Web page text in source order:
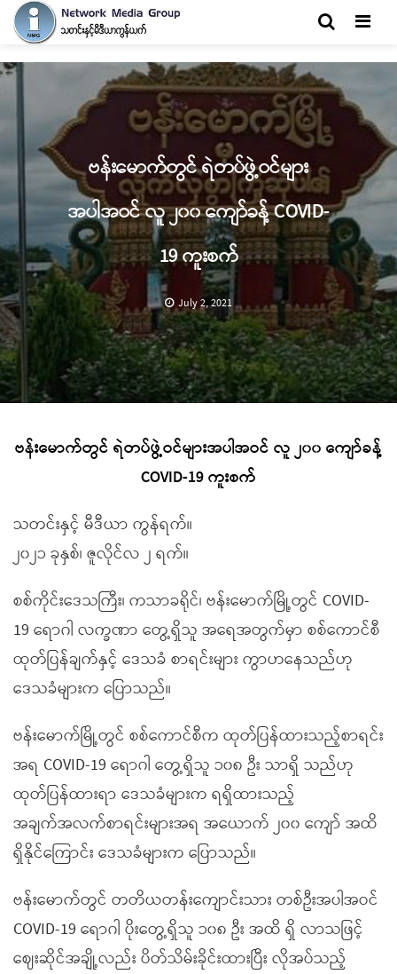
ဗန်းမောက်တွင် ရဲတပ်ဖွဲ့ဝင်များ
အပါအဝင် လူ ၂၀၀ ကျော်ခန့် COVID-
19 ကူးစက်
July 2, 2021
ဗန်းမောက်တွင် ရဲတပ်ဖွဲ့ဝင်များအပါအဝင် လူ ၂၀၀ ကျော်ခန့်
COVID-19 ကူးစက်
သတင်းနှင့် မီဒီယာ ကွန်ရက်။
၂၀၂၁ ခုနှစ်၊ ဇူလိုင်လ ၂ ရက်။
စစ်ကိုင်းဒေသကြီး၊ ကသာခရိုင်၊ ဗန်းမောက်မြို့တွင် COVID-
19 ရောဂါ လက္ခဏာ တွေ့ရှိသူ အရေအတွက်မှာ စစ်ကောင်စီ
ထုတ်ပြန်ချက်နှင့် ဒေသခံ စာရင်းများ ကွာဟနေသည်ဟု
ဒေသခံများက ပြောသည်။
ဗန်းမောက်မြို့တွင် စစ်ကောင်စီက ထုတ်ပြန်ထားသည့်စာရင်း
အရ COVID-19 ရောဂါ တွေ့ရှိသူ ၁၀၈ ဦး သာရှိ သည်ဟု
ထုတ်ပြန်ထားရာ ဒေသခံများက ရရှိထားသည့်
အချက်အလက်စာရင်းများအရ အယောက် ၂၀၀ ကျော် အထိ
ရှိနိုင်ကြောင်း ဒေသခံများက ပြောသည်။
ဗန်းမောက်တွင် တတိယတန်းကျောင်းသား တစ်ဦးအပါအဝင်
COVID-19 ရောဂါ ပိုးတွေ့ရှိသူ ၁၀၈ ဦး အထိ ရှိ လာသဖြင့်
ဈေးဆိုင်အချို့လည်း ပိတ်သိမ်းခိုင်းထားပြီး လိုအပ်သည့်